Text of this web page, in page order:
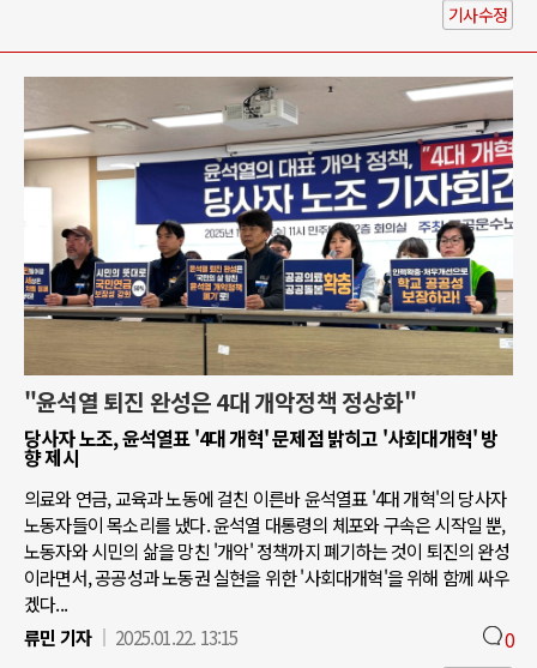
기사수정
"윤석열 퇴진 완성은 4대 개악정책 정상화"
당사자 노조, 윤석열표 '4대 개혁' 문제점 밝히고 '사회대개혁' 방
향 제시
의료와 연금, 교육과 노동에 걸친 이른바 윤석열표 '4대 개혁'의 당사자
노동자들이 목소리를 냈다. 윤석열 대통령의 체포와 구속은 시작일 뿐,
노동자와 시민의 삶을 망친 '개악' 정책까지 폐기하는 것이 퇴진의 완성
이라면서, 공공성과 노동권 실현을 위한 '사회대개혁'을 위해 함께 싸우
겠다...
류민 기자
2025.01.22. 13:15 0